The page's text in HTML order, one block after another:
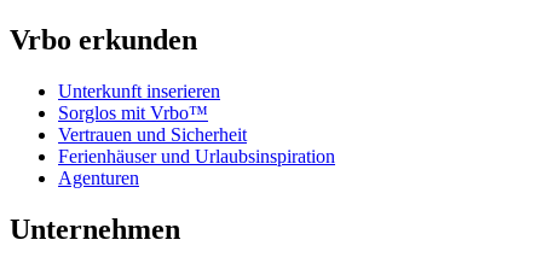
Vrbo erkunden
Unterkunft inserieren
Sorglos mit Vrbo™
Vertrauen und Sicherheit
Ferienhäuser und Urlaubsinspiration
Agenturen
Unternehmen